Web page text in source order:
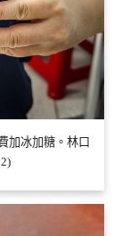
加冰加糖。林口